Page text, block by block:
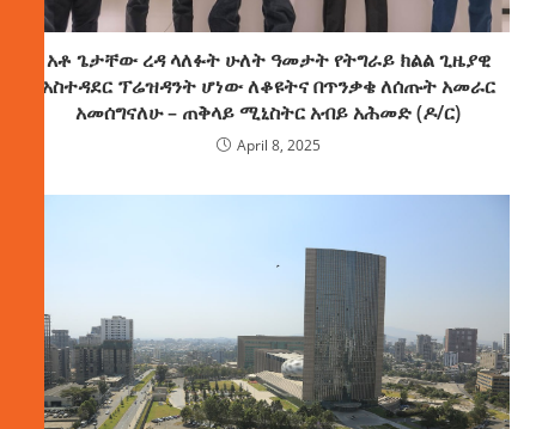
አቶ ጌታቸው ረዳ ላለፉት ሁለት ዓመታት የትግራይ ክልል ጊዜያዊ
አስተዳደር ፕሬዝዳንት ሆነው ለቆዩትና በጥንቃቄ ለሰጡት አመራር
አመሰግናለሁ – ጠቅላይ ሚኒስትር አብይ አሕመድ (ዶ/ር)
April 8, 2025